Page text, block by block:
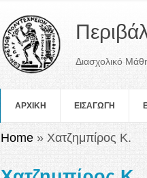
Διασχολικό
ΑΡΧΙΚΗ ΕΙΣΑΓΩΓΗ
You are here
Home » Χατζημπίρος Κ.